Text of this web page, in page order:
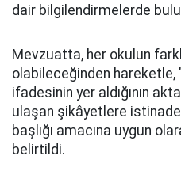
dair bilgilendirmelerde
Mevzuatta, her okulun
olabileceğinden hareketle,
ifadesinin yer aldığının
ulaşan şikâyetlere
başlığı amacına uygun
belirtildi.